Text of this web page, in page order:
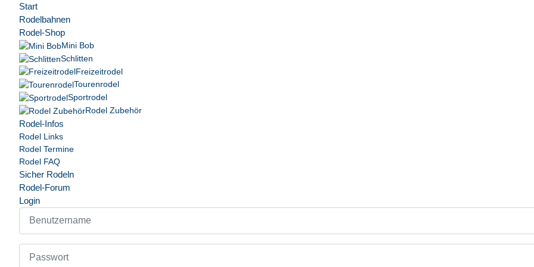
Start
Rodelbahnen
Rodel-Shop
Mini Bob
Schlitten
Freizeitrodel
Tourenrodel
Sportrodel
Rodel Zubehör
Rodel-Infos
Rodel Links
Rodel Termine
Rodel FAQ
Sicher Rodeln
Rodel-Forum
Login